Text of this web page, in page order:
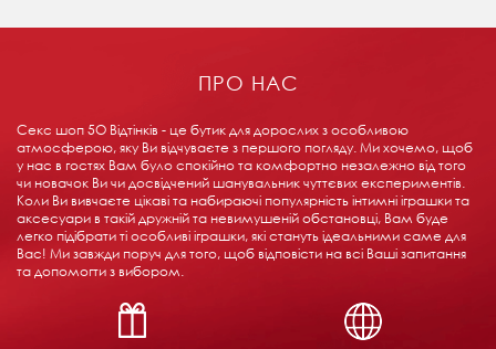
ПРО НАС
Секс шоп 5О Відтінків - це бутик для дорослих з особливою
атмосферою, яку Ви відчуваєте з першого погляду. Ми хочемо, щоб
у нас в гостях Вам було спокійно та комфортно незалежно від того
чи новачок Ви чи досвідчений шанувальник чуттєвих експериментів.
Коли Ви вивчаєте цікаві та набираючі популярність інтимні іграшки та
аксесуари в такій дружній та невимушеній обстановці, Вам буде
легко підібрати ті особливі іграшки, які стануть ідеальними саме для
Вас! Ми завжди поруч для того, щоб відповісти на всі Ваші запитання
та допомогти з вибором.